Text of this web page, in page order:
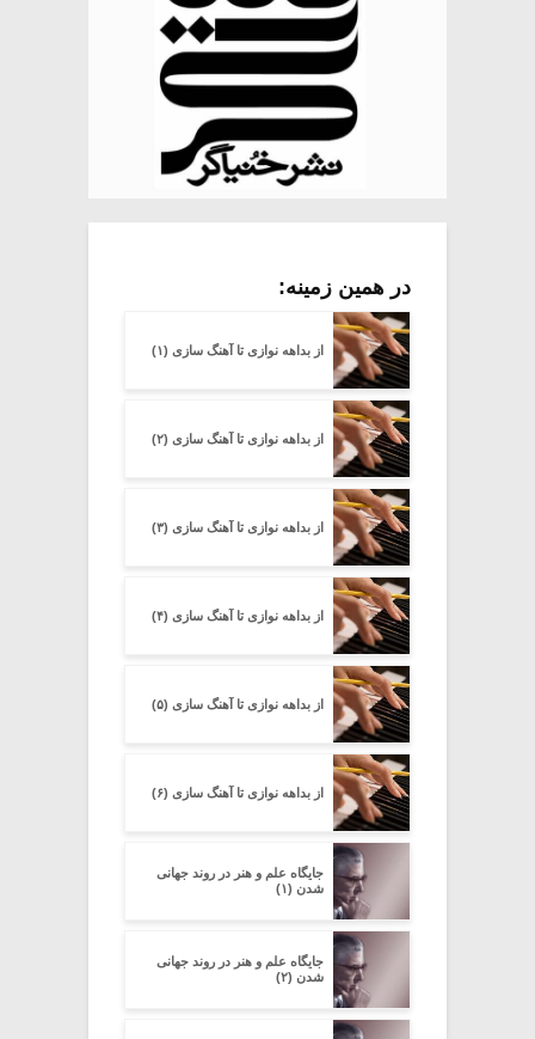
در همین زمینه:
از بداهه نوازی تا آهنگ سازی (۱)
از بداهه نوازی تا آهنگ سازی (۲)
از بداهه نوازی تا آهنگ سازی (۳)
از بداهه نوازی تا آهنگ سازی (۴)
از بداهه نوازی تا آهنگ سازی (۵)
از بداهه نوازی تا آهنگ سازی (۶)
جایگاه علم و هنر در روند جهانی
شدن (۱)
جایگاه علم و هنر در روند جهانی
شدن (۲)